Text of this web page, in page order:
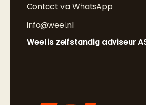
Contact via WhatsApp
info@weel.nl
Weel is zelfstandig adviseur